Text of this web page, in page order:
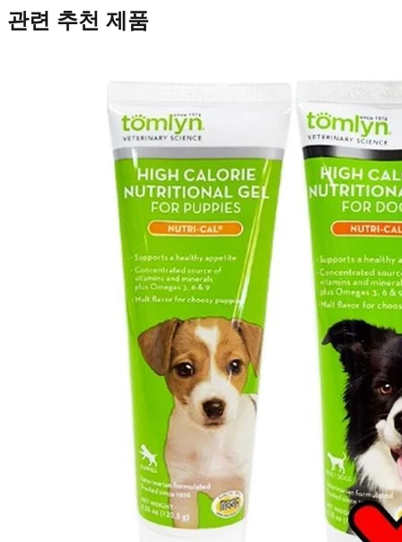
관련 추천 제품